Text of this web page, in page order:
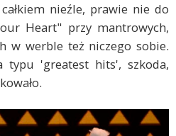
nieźle, prawie nie do
Heart" przy mantrowych,
w werble też niczego sobie.
'greatest hits', szkoda,